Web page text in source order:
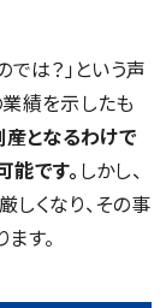
は？」という声
績を示したも
産となるわけで
です。 しかし、
くなり、その事
す。